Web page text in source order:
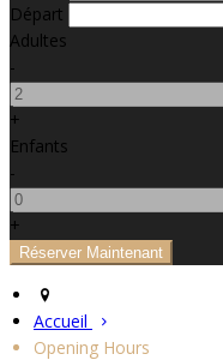
Départ
Adultes
-
+
Enfants
-
+
Accueil
Opening Hours